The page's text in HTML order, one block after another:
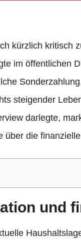
kürzlich kritisch
im öffentlichen
steigender
darlegte,
über die
und